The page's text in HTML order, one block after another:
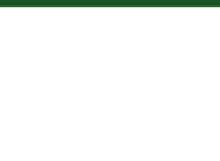
Skip to main content